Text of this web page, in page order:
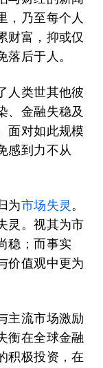
，乃至每个人
财富，抑或仅
后于人。
人类世其他彼
、金融失稳及
面对如此规模
感到力不从
为市场失灵 。
灵。视其为市
稳；而事实
价值观中更为
主流市场激励
衡在全球金融
积极投资，在